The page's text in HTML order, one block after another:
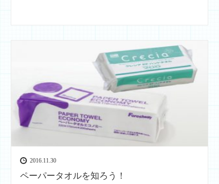
2016.11.30
ペーパータオルを知ろう！